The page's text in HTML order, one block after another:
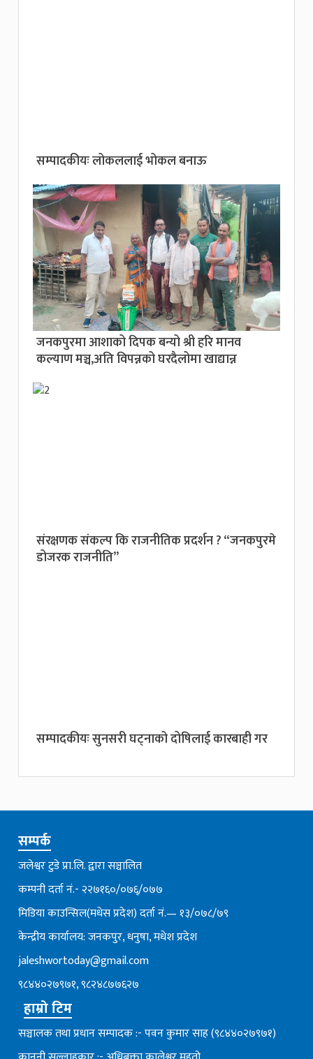
सम्पादकीयः लोकललाई भोकल बनाऊ
जनकपुरमा आशाको दिपक बन्यो श्री हरि मानव
कल्याण मञ्च,अति विपन्नको घरदैलोमा खाद्यान्न
संरक्षणक संकल्प कि राजनीतिक प्रदर्शन ? “जनकपुरमे
डोजरक राजनीति”
सम्पादकीयः सुनसरी घट्नाको दोषिलाई कारबाही गर
सम्पर्क
जलेश्वर टुडे प्रा.लि. द्वारा सञ्चालित
कम्पनी दर्ता नं.- २२७१६०/०७६्/०७७
मिडिया काउन्सिल(मधेस प्रदेश) दर्ता नं.— १३/०७८/७९
केन्द्रीय कार्यालय: जनकपुर, धनुषा, मधेश प्रदेश
jaleshwortoday@gmail.com
९८४४०२७९७१, ९८२४८७७६२७
हाम्रो टिम
सञ्चालक तथा प्रधान सम्पादक :- पवन कुमार साह (९८४४०२७९७१)